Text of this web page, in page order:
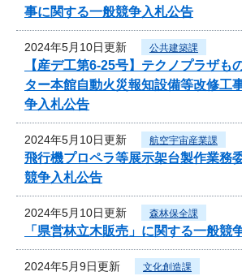
事に関する一般競争入札公告
2024年5月10日更新 公共建築課
【産デ工第6-25号】テクノプラザも
ター本館自動火災報知設備等改修工
争入札公告
2024年5月10日更新 航空宇宙産業課
飛行機プロペラ等展示架台製作業務
競争入札公告
2024年5月10日更新 森林保全課
「県営林立木販売」に関する一般競
2024年5月9日更新 文化創造課